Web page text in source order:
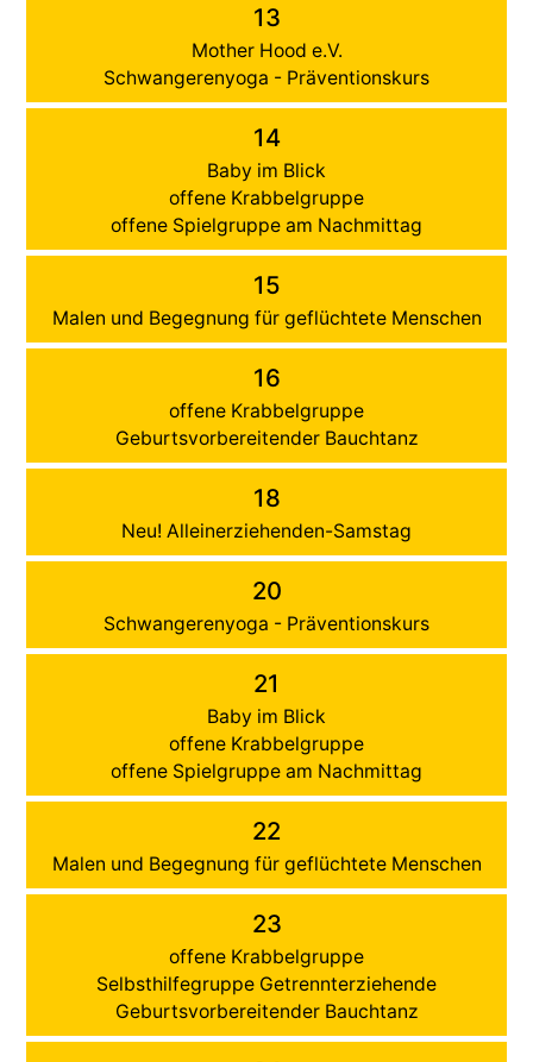
13
Mother Hood e.V.
Schwangerenyoga - Präventionskurs
14
Baby im Blick
offene Krabbelgruppe
offene Spielgruppe am Nachmittag
15
Malen und Begegnung für geflüchtete Menschen
16
offene Krabbelgruppe
Geburtsvorbereitender Bauchtanz
18
Neu! Alleinerziehenden-Samstag
20
Schwangerenyoga - Präventionskurs
21
Baby im Blick
offene Krabbelgruppe
offene Spielgruppe am Nachmittag
22
Malen und Begegnung für geflüchtete Menschen
23
offene Krabbelgruppe
Selbsthilfegruppe Getrennterziehende
Geburtsvorbereitender Bauchtanz